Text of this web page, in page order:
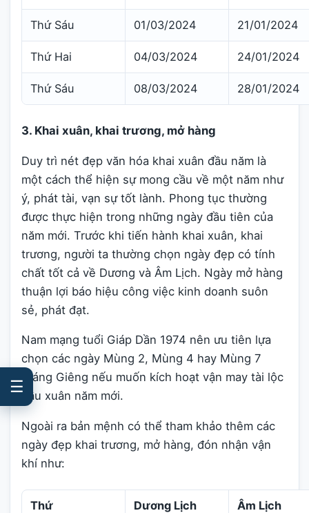
Thứ Sáu 01/03/2024 21/01/2024
Thứ Hai 04/03/2024 24/01/2024
Thứ Sáu 08/03/2024 28/01/2024
3. Khai xuân, khai trương, mở hàng
Duy trì nét đẹp văn hóa khai xuân đầu năm là
một cách thể hiện sự mong cầu về một năm như
ý, phát tài, vạn sự tốt lành. Phong tục thường
được thực hiện trong những ngày đầu tiên của
năm mới. Trước khi tiến hành khai xuân, khai
trương, người ta thường chọn ngày đẹp có tính
chất tốt cả về Dương và Âm Lịch. Ngày mở hàng
thuận lợi báo hiệu công việc kinh doanh suôn
sẻ, phát đạt.
Nam mạng tuổi Giáp Dần 1974 nên ưu tiên lựa
chọn các ngày Mùng 2, Mùng 4 hay Mùng 7
tháng Giêng nếu muốn kích hoạt vận may tài lộc
đầu xuân năm mới.
Ngoài ra bản mệnh có thể tham khảo thêm các
ngày đẹp khai trương, mở hàng, đón nhận vận
khí như:
Thứ Dương Lịch Âm Lịch
☰